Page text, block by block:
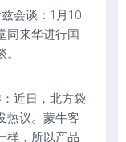
会谈：1月10
同来华进行国
近日，北方袋
热议。蒙牛客
样，所以产品